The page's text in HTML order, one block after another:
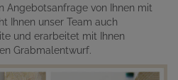
Angebotsanfrage von Ihnen mit
Ihnen unser Team auch
und erarbeitet mit Ihnen
Grabmalentwurf.